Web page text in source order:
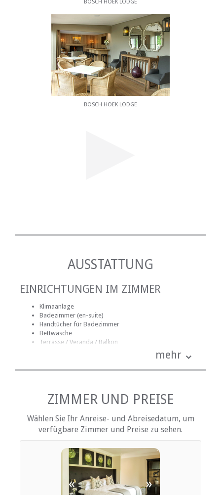
BOSCH HOEK LODGE
BOSCH HOEK LODGE
AUSSTATTUNG
EINRICHTUNGEN IM ZIMMER
Klimaanlage
Badezimmer (en-suite)
Handtücher für Badezimmer
Bettwäsche
Terrasse / Veranda / Balkon
Fernsehen (mit Satellit)
EINRICHTUNGEN AUF DEM GELÄNDE
Garten(e)
Gästelounge mit TV
Zimmerreinigung (täglich)
Wäscheservice
Parkplatz (abseits der Straße)
Rauchen: Nicht drinnen
Schwimmbad
mehr
ZIMMER UND PREISE
Wählen Sie Ihr Anreise- und Abreisedatum, um
verfügbare Zimmer und Preise zu sehen.
« »